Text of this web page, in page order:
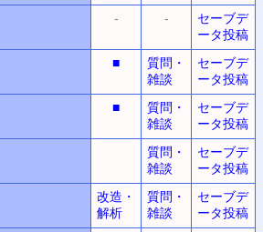
- -
セーブデ
ータ投稿
■
質問・
雑談
セーブデ
ータ投稿
■
質問・
雑談
セーブデ
ータ投稿
質問・
雑談
セーブデ
ータ投稿
改造・
解析
質問・
雑談
セーブデ
ータ投稿